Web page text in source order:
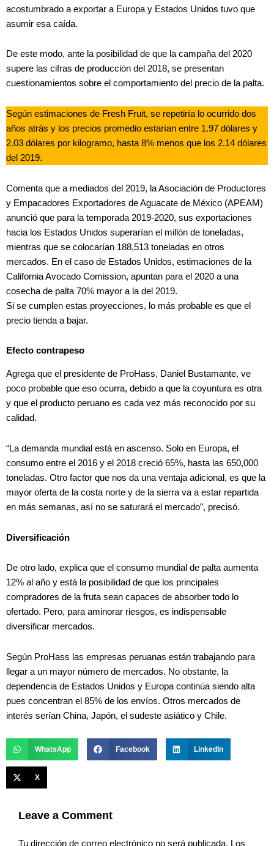
acostumbrado a exportar a Europa y Estados Unidos tuvo que
asumir esa caída.
De este modo, ante la posibilidad de que la campaña del 2020
supere las cifras de producción del 2018, se presentan
cuestionamientos sobre el comportamiento del precio de la palta.
Según estimaciones de Fresh Fruit, se repetiría lo ocurrido dos
años atrás y los precios promedio estarían entre 1.97 dólares y
2.03 dólares por kilogramo, hasta 8% menos que los 2.14 dólares
del 2019.
Comenta que a mediados del 2019, la Asociación de Productores
y Empacadores Exportadores de Aguacate de México (APEAM)
anunció que para la temporada 2019-2020, sus exportaciones
hacia los Estados Unidos superarían el millón de toneladas,
mientras que se colocarían 188,513 toneladas en otros
mercados. En el caso de Estados Unidos, estimaciones de la
California Avocado Comission, apuntan para el 2020 a una
cosecha de palta 70% mayor a la del 2019.
Si se cumplen estas proyecciones, lo más probable es que el
precio tienda a bajar.
Efecto contrapeso
Agrega que el presidente de ProHass, Daniel Bustamante, ve
poco probable que eso ocurra, debido a que la coyuntura es otra
y que el producto peruano es cada vez más reconocido por su
calidad.
“La demanda mundial está en ascenso. Solo en Europa, el
consumo entre el 2016 y el 2018 creció 65%, hasta las 650,000
toneladas. Otro factor que nos da una ventaja adicional, es que la
mayor oferta de la costa norte y de la sierra va a estar repartida
en más semanas, así no se saturará el mercado”, precisó.
Diversificación
De otro lado, explica que el consumo mundial de palta aumenta
12% al año y está la posibilidad de que los principales
compradores de la fruta sean capaces de absorber todo lo
ofertado. Pero, para aminorar riesgos, es indispensable
diversificar mercados.
Según ProHass las empresas peruanas están trabajando para
llegar a un mayor número de mercados. No obstante, la
dependencia de Estados Unidos y Europa continúa siendo alta
pues concentran el 85% de los envíos. Otros mercados de
interés serían China, Japón, el sudeste asiático y Chile.
WhatsApp Facebook LinkedIn
X
Leave a Comment
Tu dirección de correo electrónico no será publicada. Los